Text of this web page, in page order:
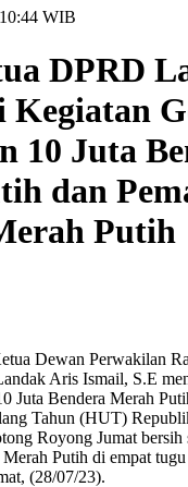
WIB
DPRD
10 Juta
dan
Putih
Dewan Perwakilan
Aris Ismail, S.E
Juta Bendera Merah
Tahun (HUT)
Royong Jumat bersih
Putih di empat
(28/07/23).